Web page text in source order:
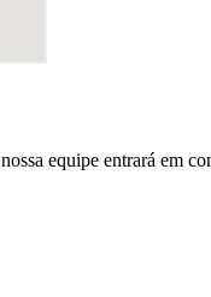
equipe entrará em